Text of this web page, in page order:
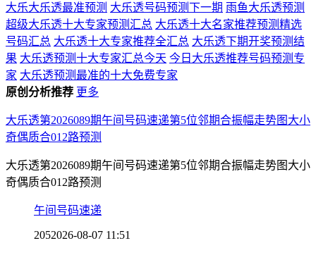
大乐大乐透最准预测 大乐透号码预测下一期 雨鱼大乐透预测
超级大乐透十大专家预测汇总 大乐透十大名家推荐预测精选
号码汇总 大乐透十大专家推荐全汇总 大乐透下期开奖预测结
果 大乐透预测十大专家汇总今天 今日大乐透推荐号码预测专
家 大乐透预测最准的十大免费专家
原创分析推荐 更多
大乐透第2026089期午间号码速递第5位邻期合振幅走势图大小
奇偶质合012路预测
大乐透第2026089期午间号码速递第5位邻期合振幅走势图大小
奇偶质合012路预测
午间号码速递
2052026-08-07 11:51